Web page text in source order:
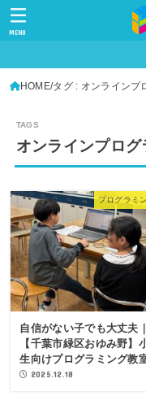
MENU
HOME タグ : オンラインプ
オンラインプログ
プログラミ
自信がない子でも大丈夫｜
【千葉市緑区おゆみ野】
生向けプログラミング教
2025.12.18